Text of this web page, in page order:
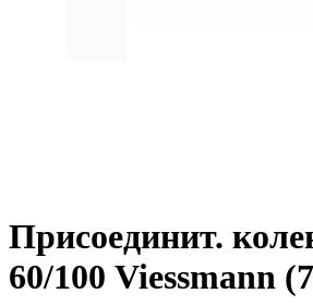
Присоединит.
60/100 Viessmann